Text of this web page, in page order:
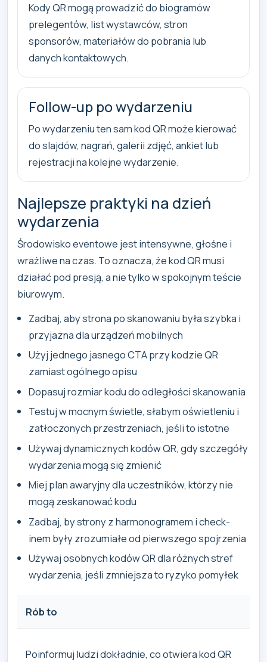
Kody QR mogą prowadzić do biogramów
prelegentów, list wystawców, stron
sponsorów, materiałów do pobrania lub
danych kontaktowych.
Follow-up po wydarzeniu
Po wydarzeniu ten sam kod QR może kierować
do slajdów, nagrań, galerii zdjęć, ankiet lub
rejestracji na kolejne wydarzenie.
Najlepsze praktyki na dzień
wydarzenia
Środowisko eventowe jest intensywne, głośne i
wrażliwe na czas. To oznacza, że kod QR musi
działać pod presją, a nie tylko w spokojnym teście
biurowym.
Zadbaj, aby strona po skanowaniu była szybka i
przyjazna dla urządzeń mobilnych
Użyj jednego jasnego CTA przy kodzie QR
zamiast ogólnego opisu
Dopasuj rozmiar kodu do odległości skanowania
Testuj w mocnym świetle, słabym oświetleniu i
zatłoczonych przestrzeniach, jeśli to istotne
Używaj dynamicznych kodów QR, gdy szczegóły
wydarzenia mogą się zmienić
Miej plan awaryjny dla uczestników, którzy nie
mogą zeskanować kodu
Zadbaj, by strony z harmonogramem i check-
inem były zrozumiałe od pierwszego spojrzenia
Używaj osobnych kodów QR dla różnych stref
wydarzenia, jeśli zmniejsza to ryzyko pomyłek
Rób to
Poinformuj ludzi dokładnie, co otwiera kod QR